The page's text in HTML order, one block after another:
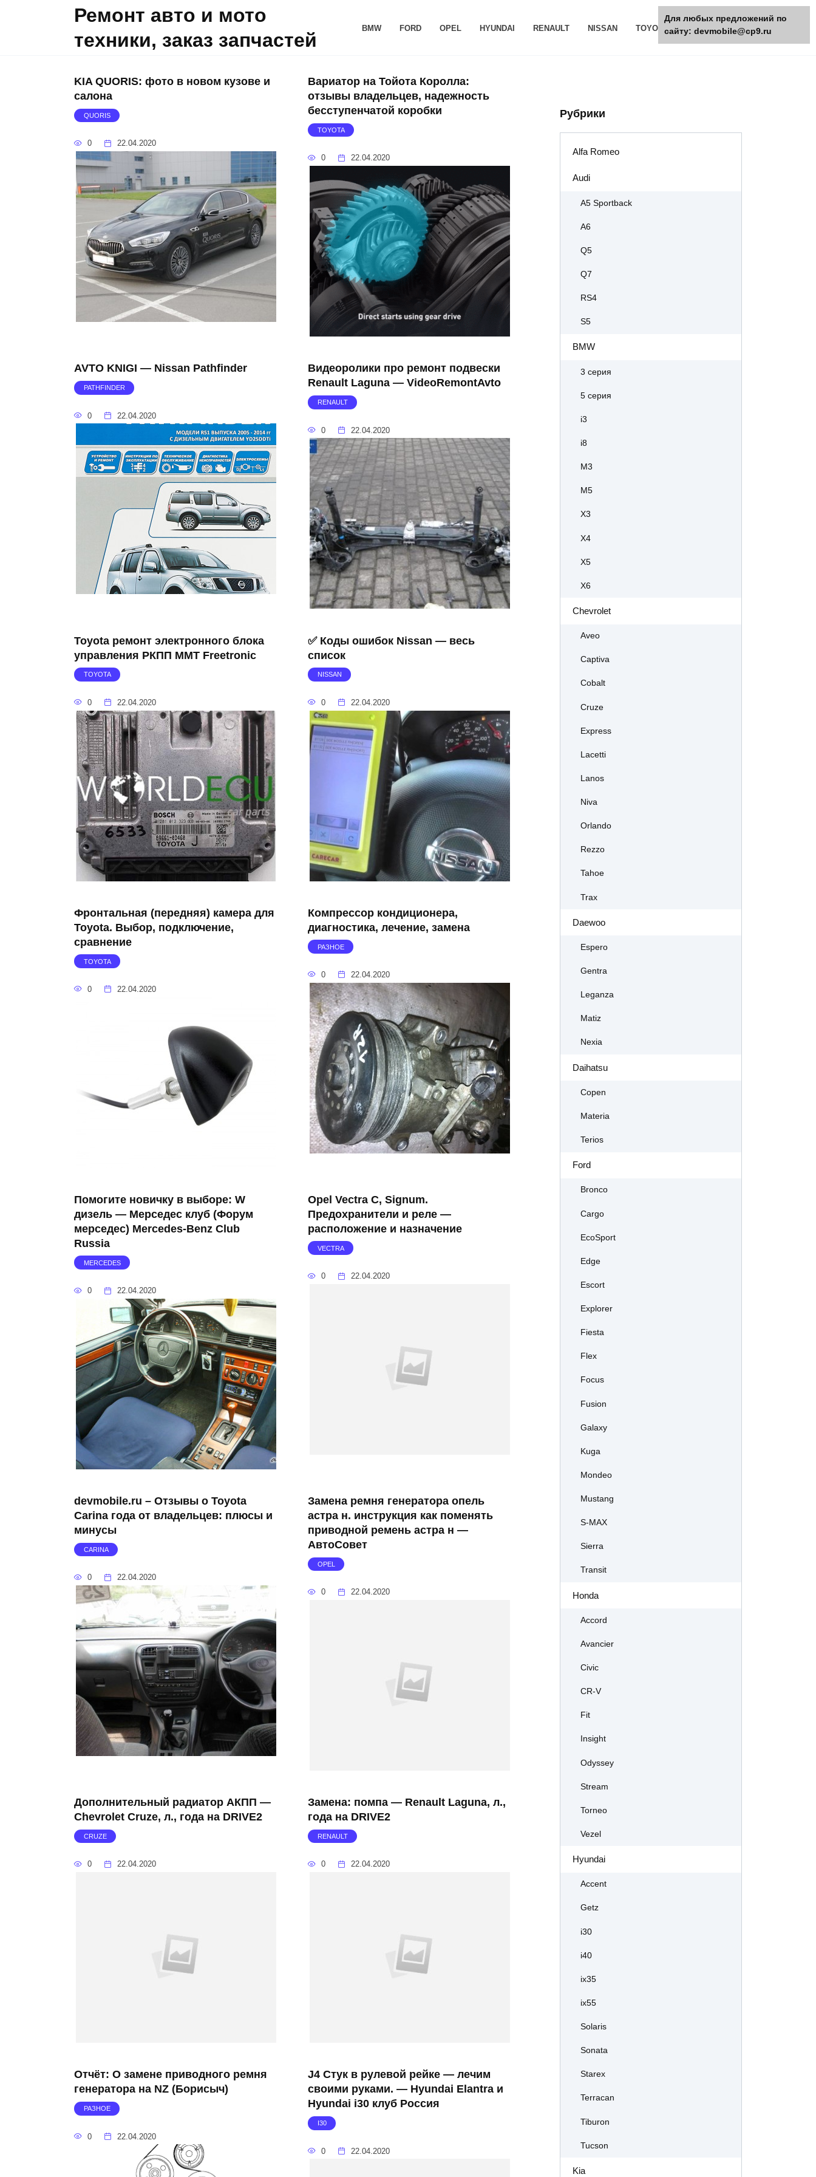
Ремонт авто и мото
техники, заказ запчастей
BMW FORD OPEL HYUNDAI RENAULT NISSAN TOYOTA РАЗНОЕ
KIA QUORIS: фото в новом кузове и
салона
QUORIS
0 22.04.2020
Вариатор на Тойота Королла:
отзывы владельцев, надежность
бесступенчатой коробки
TOYOTA
0 22.04.2020
AVTO KNIGI — Nissan Pathfinder
PATHFINDER
0 22.04.2020
Видеоролики про ремонт подвески
Renault Laguna — VideoRemontAvto
RENAULT
0 22.04.2020
Toyota ремонт электронного блока
управления РКПП MMT Freetronic
TOYOTA
0 22.04.2020
✅ Коды ошибок Nissan — весь
список
NISSAN
0 22.04.2020
Фронтальная (передняя) камера для
Toyota. Выбор, подключение,
сравнение
TOYOTA
0 22.04.2020
Компрессор кондиционера,
диагностика, лечение, замена
РАЗНОЕ
0 22.04.2020
Помогите новичку в выборе: W
дизель — Мерседес клуб (Форум
мерседес) Mercedes-Benz Club
Russia
MERCEDES
0 22.04.2020
Opel Vectra C, Signum.
Предохранители и реле —
расположение и назначение
VECTRA
0 22.04.2020
devmobile.ru – Отзывы о Toyota
Carina года от владельцев: плюсы и
минусы
CARINA
0 22.04.2020
Замена ремня генератора опель
астра н. инструкция как поменять
приводной ремень астра н —
АвтоСовет
OPEL
0 22.04.2020
Дополнительный радиатор АКПП —
Chevrolet Cruze, л., года на DRIVE2
CRUZE
0 22.04.2020
Замена: помпа — Renault Laguna, л.,
года на DRIVE2
RENAULT
0 22.04.2020
Отчёт: О замене приводного ремня
генератора на NZ (Борисыч)
РАЗНОЕ
0 22.04.2020
J4 Стук в рулевой рейке — лечим
своими руками. — Hyundai Elantra и
Hyundai i30 клуб Россия
I30
0 22.04.2020
Рубрики
Alfa Romeo
Audi
A5 Sportback
A6
Q5
Q7
RS4
S5
BMW
3 серия
5 серия
i3
i8
M3
M5
X3
X4
X5
X6
Chevrolet
Aveo
Captiva
Cobalt
Cruze
Express
Lacetti
Lanos
Niva
Orlando
Rezzo
Tahoe
Trax
Daewoo
Espero
Gentra
Leganza
Matiz
Nexia
Daihatsu
Copen
Materia
Terios
Ford
Bronco
Cargo
EcoSport
Edge
Escort
Explorer
Fiesta
Flex
Focus
Fusion
Galaxy
Kuga
Mondeo
Mustang
S-MAX
Sierra
Transit
Honda
Accord
Avancier
Civic
CR-V
Fit
Insight
Odyssey
Stream
Torneo
Vezel
Hyundai
Accent
Getz
i30
i40
ix35
ix55
Solaris
Sonata
Starex
Terracan
Tiburon
Tucson
Kia
Для любых предложений по
сайту: devmobile@cp9.ru